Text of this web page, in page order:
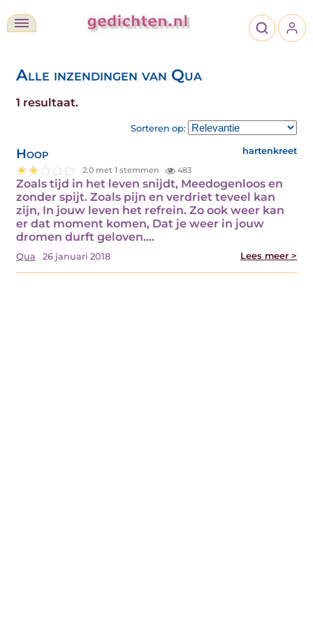
Alle inzendingen van Qua
1 resultaat.
Sorteren op:
Hoop hartenkreet
2.0 met 1 stemmen 483
Zoals tijd in het leven snijdt, Meedogenloos en
zonder spijt. Zoals pijn en verdriet teveel kan
zijn, In jouw leven het refrein. Zo ook weer kan
er dat moment komen, Dat je weer in jouw
dromen durft geloven.…
Qua 26 januari 2018 Lees meer >